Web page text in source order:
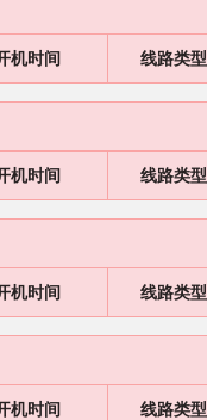
机时间 线路类型
机时间 线路类型
机时间 线路类型
机时间 线路类型